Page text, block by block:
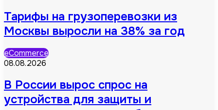
Тарифы на грузоперевозки из
Москвы выросли на 38% за год
eCommerce
08.08.2026
В России вырос спрос на
устройства для защиты и